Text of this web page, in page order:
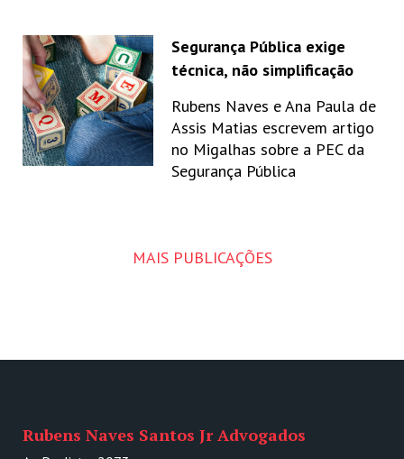
Segurança Pública exige
técnica, não simplificação
Rubens Naves e Ana Paula de
Assis Matias escrevem artigo
no Migalhas sobre a PEC da
Segurança Pública
MAIS PUBLICAÇÕES
Rubens Naves Santos Jr Advogados